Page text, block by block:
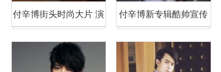
付辛博街头时尚大片 演
付辛博新专辑酷帅宣传